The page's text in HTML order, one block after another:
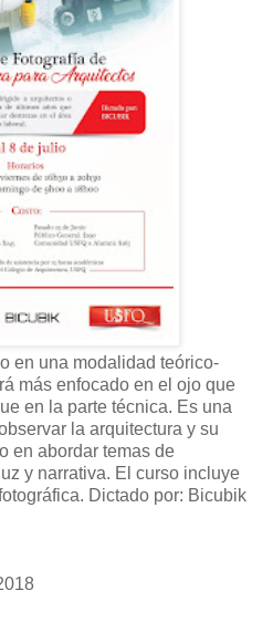
en una modalidad teórico-
más enfocado en el ojo que
en la parte técnica. Es una
la arquitectura y su
en abordar temas de
y narrativa. El curso incluye
Dictado por: Bicubik